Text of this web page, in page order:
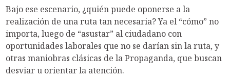
Bajo ese escenario, ¿quién puede oponerse a la
realización de una ruta tan necesaria? Ya el “cómo” no
importa, luego de “asustar” al ciudadano con
oportunidades laborales que no se darían sin la ruta, y
otras maniobras clásicas de la Propaganda, que buscan
desviar u orientar la atención.